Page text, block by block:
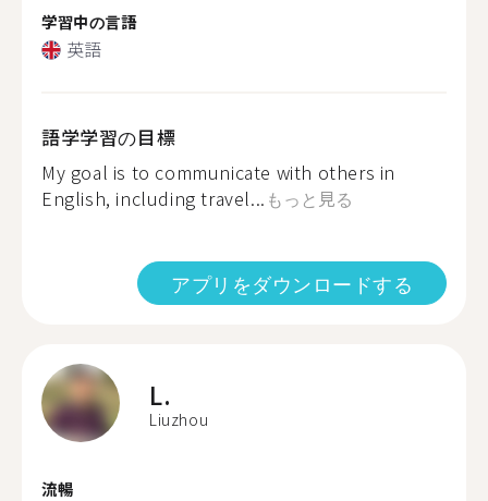
学習中の言語
英語
語学学習の目標
My goal is to communicate with others in
English, including travel... もっと見る
アプリをダウンロードする
L.
Liuzhou
流暢